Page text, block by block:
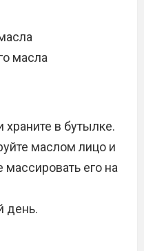
масла
в бутылке.
маслом лицо и
его на
день.